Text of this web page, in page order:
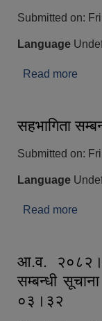
Submitted on:
Language
Read more
सहभागिता
Submitted on:
Language
Read more
आ.व.
सम्बन्धी
०३।३२